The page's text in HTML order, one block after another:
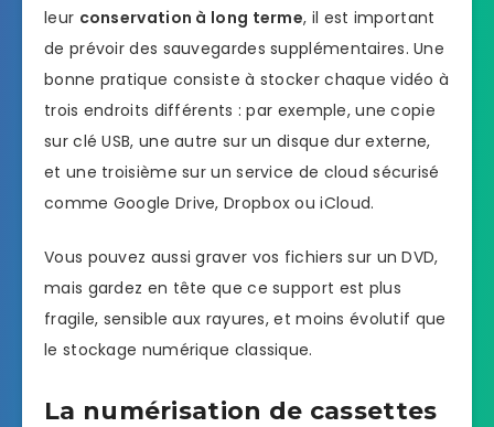
leur conservation à long terme, il est important
de prévoir des sauvegardes supplémentaires. Une
bonne pratique consiste à stocker chaque vidéo à
trois endroits différents : par exemple, une copie
sur clé USB, une autre sur un disque dur externe,
et une troisième sur un service de cloud sécurisé
comme Google Drive, Dropbox ou iCloud.
Vous pouvez aussi graver vos fichiers sur un DVD,
mais gardez en tête que ce support est plus
fragile, sensible aux rayures, et moins évolutif que
le stockage numérique classique.
La numérisation de cassettes